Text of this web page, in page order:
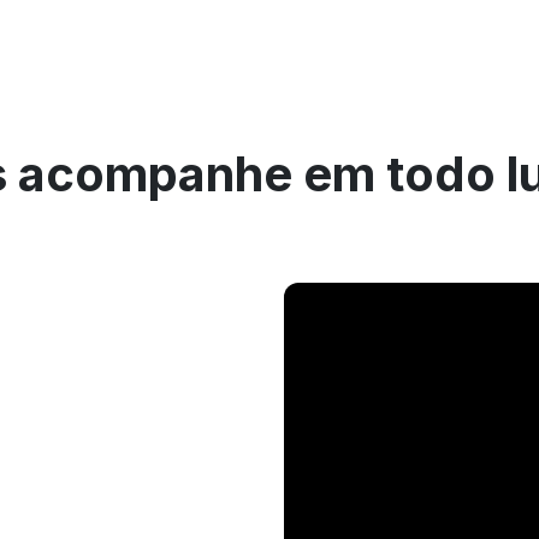
acompanhe em todo